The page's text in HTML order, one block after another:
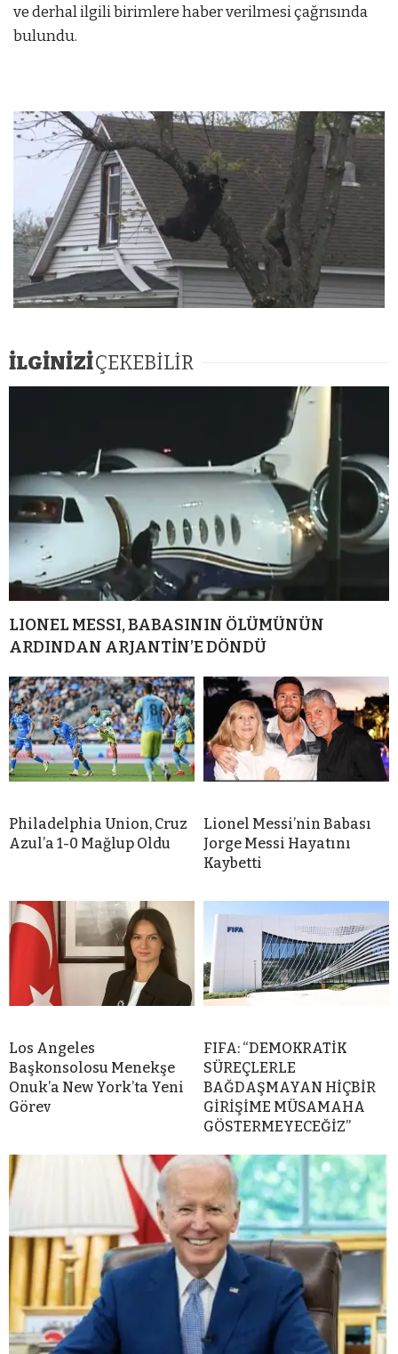
ve derhal ilgili birimlere haber verilmesi çağrısında
bulundu.
İLGİNİZİÇEKEBİLİR
LIONEL MESSI, BABASININ ÖLÜMÜNÜN
ARDINDAN ARJANTİN’E DÖNDÜ
Philadelphia Union, Cruz
Azul’a 1-0 Mağlup Oldu
Lionel Messi’nin Babası
Jorge Messi Hayatını
Kaybetti
Los Angeles
Başkonsolosu Menekşe
Onuk’a New York’ta Yeni
Görev
FIFA: “DEMOKRATİK
SÜREÇLERLE
BAĞDAŞMAYAN HİÇBİR
GİRİŞİME MÜSAMAHA
GÖSTERMEYECEĞİZ”